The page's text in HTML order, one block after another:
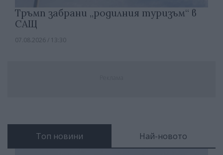
Тръмп забрани „родилния туризъм“ в
САЩ
07.08.2026 / 13:30
Топ новини Най-новото